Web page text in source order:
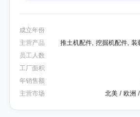
成立年份
主营产品
推土机配件, 挖掘机配件, 装
员工人数
工厂面积
年销售额
主营市场
北美 / 欧洲